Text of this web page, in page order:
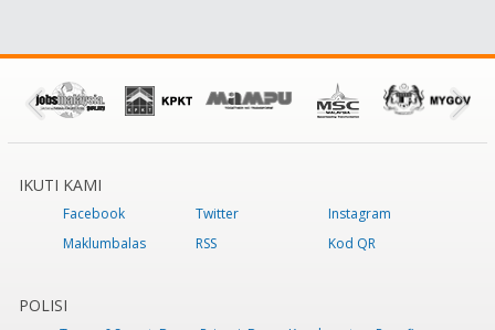
IKUTI KAMI
Facebook Twitter
Instagram
Maklumbalas
RSS Kod QR
POLISI